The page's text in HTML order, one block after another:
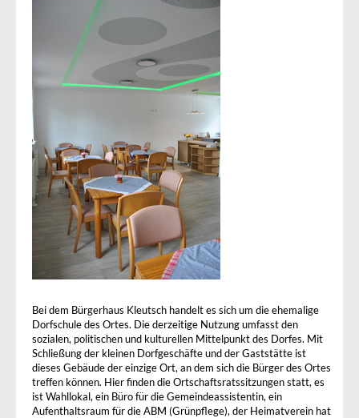
Bei dem Bürgerhaus Kleutsch handelt es sich um die ehemalige
Dorfschule des Ortes. Die derzeitige Nutzung umfasst den
sozialen, politischen und kulturellen Mittelpunkt des Dorfes. Mit
Schließung der kleinen Dorfgeschäfte und der Gaststätte ist
dieses Gebäude der einzige Ort, an dem sich die Bürger des Ortes
treffen können. Hier finden die Ortschaftsratssitzungen statt, es
ist Wahllokal, ein Büro für die Gemeindeassistentin, ein
Aufenthaltsraum für die ABM (Grünpflege), der Heimatverein hat